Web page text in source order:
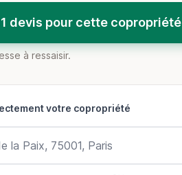
devis pour cette copropriété
à ressaisir.
votre copropriété